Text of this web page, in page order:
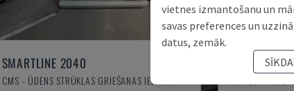
SMARTLINE 2040
CMS - ŪDENS STRŪKLAS GRIEŠANAS IEKĀRTA
MJT-
MAVIJET -
vietnes izmantošanu un
savas preferences un
datus, zemāk.